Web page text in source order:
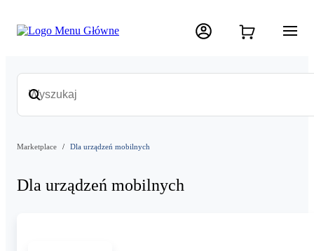
Marketplace Dla urządzeń mobilnych
Dla urządzeń mobilnych